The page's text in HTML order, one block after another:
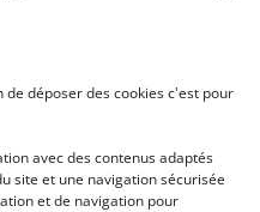
déposer des cookies c'est pour
avec des contenus adaptés
site et une navigation sécurisée
et de navigation pour